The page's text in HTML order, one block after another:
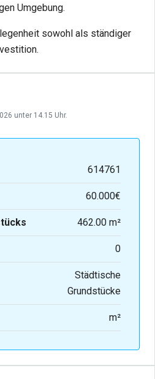
Umgebung.
sowohl als ständiger
unter 14.15 Uhr.
614761
60.000€
462.00 m²
0
Städtische
Grundstücke
m²